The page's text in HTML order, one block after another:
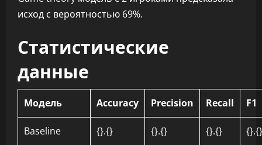
исход с вероятностью 69%.
Статистические
данные
Модель Accuracy Precision Recall F1
Baseline {}.{} {}.{} {}.{} {}.{}